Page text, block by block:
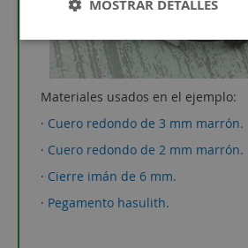
Materiales usados en el ejemplo:
· Cuero redondo de 3 mm marrón.
· Cuero redondo de 2 mm marrón.
· Cierre imán de 6 mm.
· Pegamento hasulith.
MOSTRAR DETALLES